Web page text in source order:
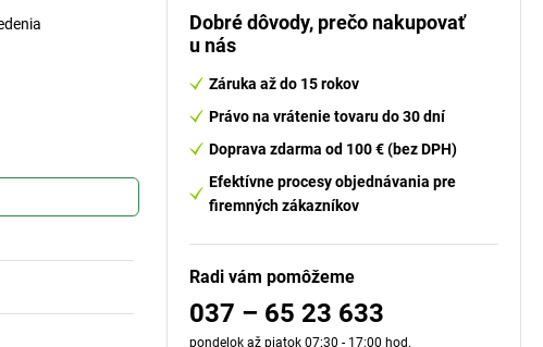
Dobré dôvody, prečo nakupovať
u nás
Záruka až do 15 rokov
Právo na vrátenie tovaru do 30 dní
Doprava zdarma od 100 € (bez DPH)
Efektívne procesy objednávania pre
firemných zákazníkov
Radi vám pomôžeme
037 – 65 23 633
pondelok až piatok 07:30 - 17:00 hod.